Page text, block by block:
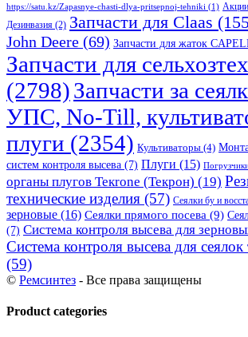
https://satu.kz/Zapasnye-chasti-dlya-pritsepnoj-tehniki (1)
Дезинвазия (2) Запчасти для Claas
John Deere (69) Запчасти для жаток
Запчасти для
(2798)Запчасти за
УПС, No-Till,
плуги (2354) Культиваторы (4)
систем контроля высева (7) Плуги (15)
органы плугов Текrоne (Текрон) (19)
технические изделия (57) Сеялки бу и
зерновые (16) Сеялки прямого посева (9)
(7) Система контроля высева для
Система контроля высева для
(59)
© Ремсинтез - Все права защищены
Product categories